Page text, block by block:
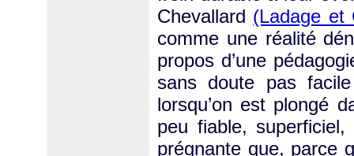
Chevallard (Ladage et
comme une réalité
propos d’une
sans doute pas facile
lorsqu’on est plongé
peu fiable,
prégnante que, parce